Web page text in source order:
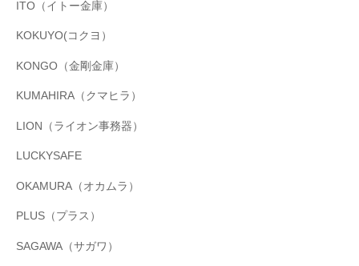
ITO（イトー金庫）
KOKUYO(コクヨ）
KONGO（金剛金庫）
KUMAHIRA（クマヒラ）
LION（ライオン事務器）
LUCKYSAFE
OKAMURA（オカムラ）
PLUS（プラス）
SAGAWA（サガワ）